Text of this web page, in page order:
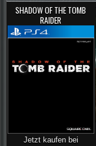
SHADOW OF THE TOMB
RAIDER
Jetzt kaufen bei